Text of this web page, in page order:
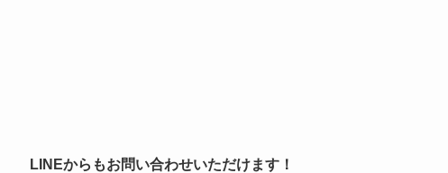
LINEからもお問い合わせいただけます！